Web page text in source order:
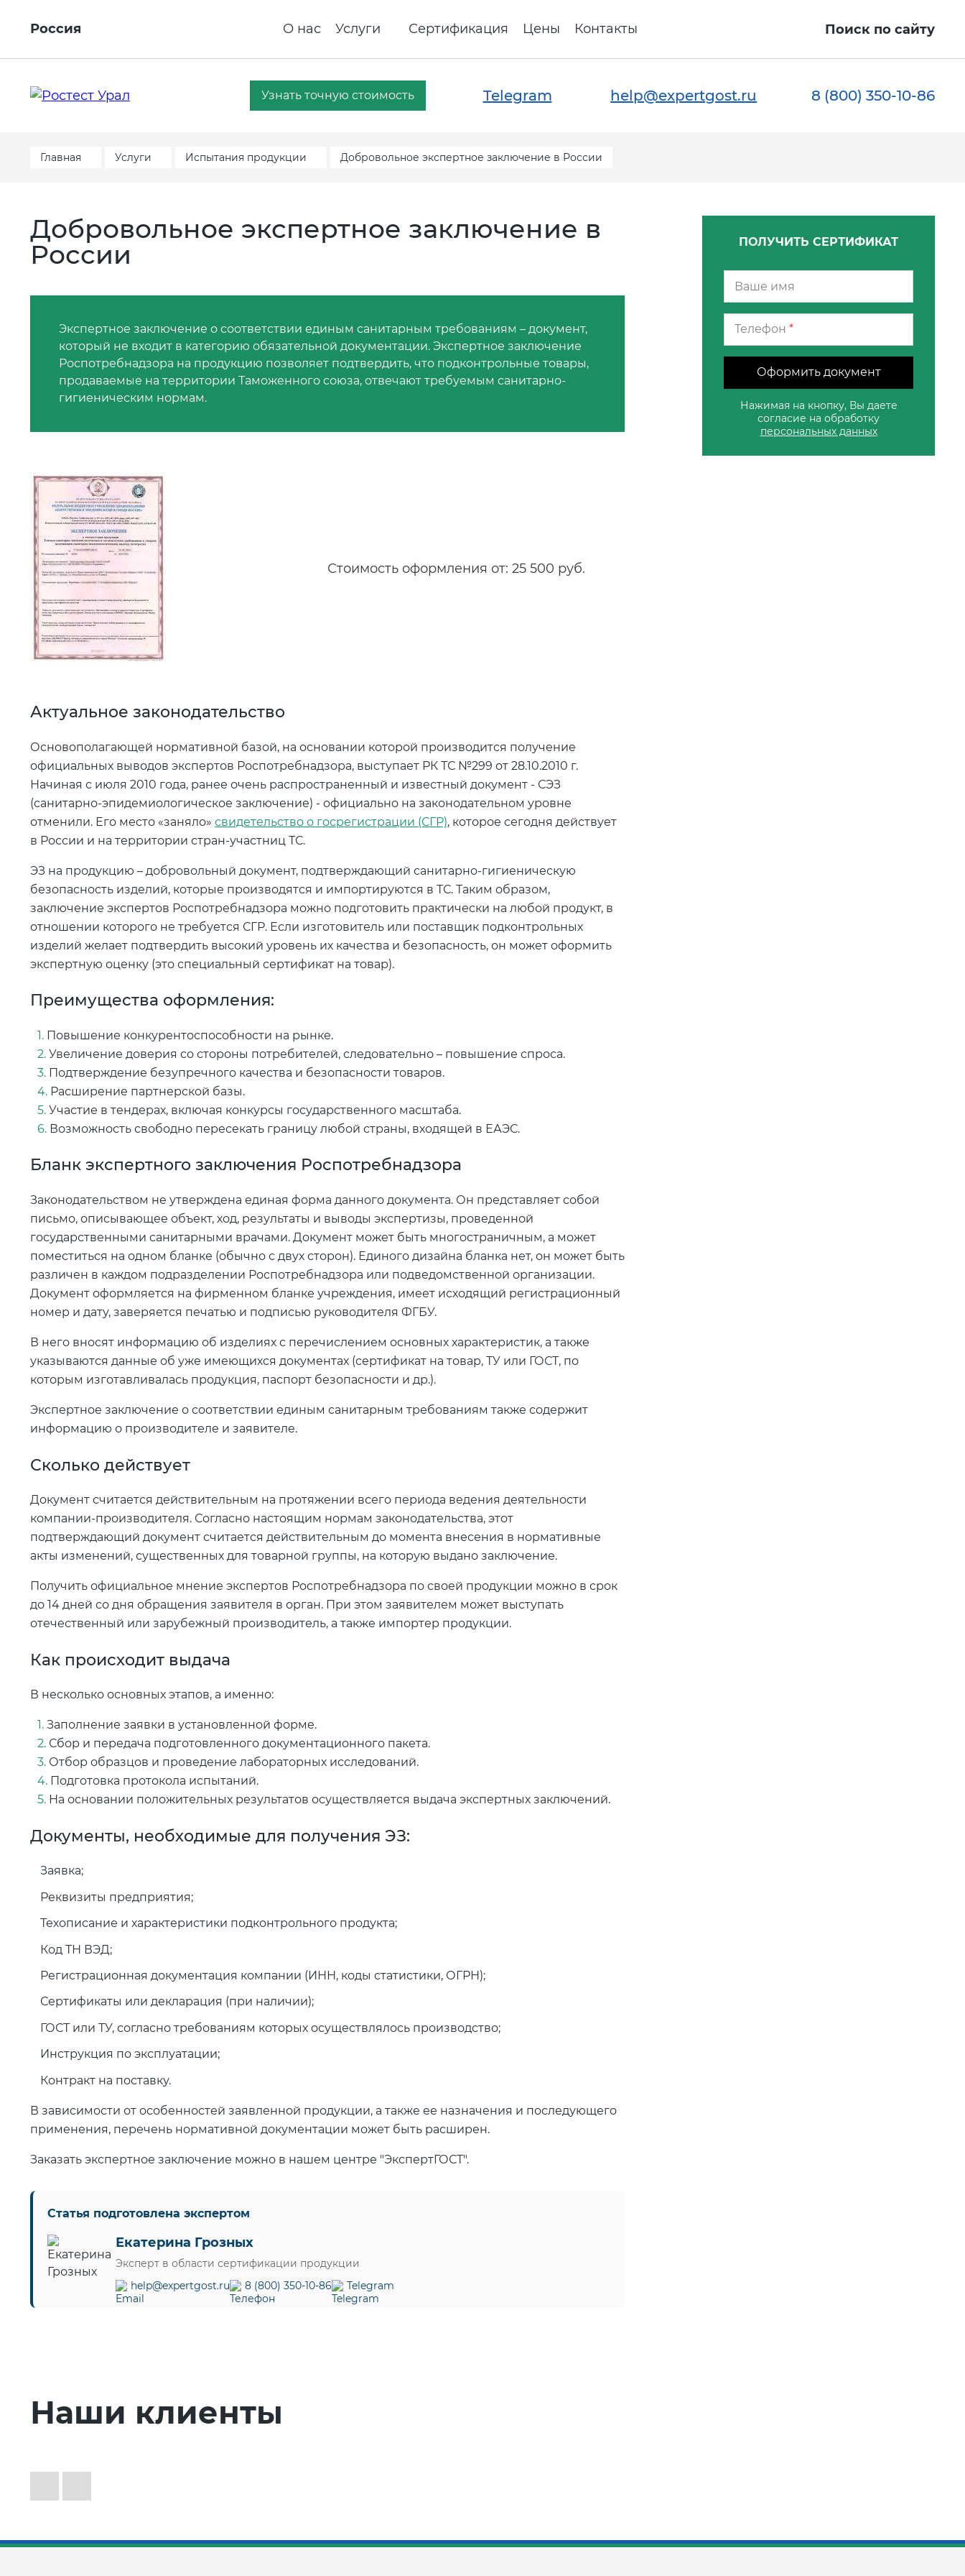
Россия О нас Услуги Сертификация Цены Контакты Поиск по сайту
Узнать точную стоимость Telegram help@expertgost.ru 8 (800) 350-10-86
Главная Услуги Испытания продукции Добровольное экспертное заключение в России
Добровольное экспертное заключение в
России
Экспертное заключение о соответствии единым санитарным требованиям – документ,
который не входит в категорию обязательной документации. Экспертное заключение
Роспотребнадзора на продукцию позволяет подтвердить, что подконтрольные товары,
продаваемые на территории Таможенного союза, отвечают требуемым санитарно-
гигиеническим нормам.
Стоимость оформления от: 25 500 руб.
Актуальное законодательство
Основополагающей нормативной базой, на основании которой производится получение
официальных выводов экспертов Роспотребнадзора, выступает РК ТС №299 от 28.10.2010 г.
Начиная с июля 2010 года, ранее очень распространенный и известный документ - СЭЗ
(санитарно-эпидемиологическое заключение) - официально на законодательном уровне
отменили. Его место «заняло» свидетельство о госрегистрации (СГР), которое сегодня действует
в России и на территории стран-участниц ТС.
ЭЗ на продукцию – добровольный документ, подтверждающий санитарно-гигиеническую
безопасность изделий, которые производятся и импортируются в ТС. Таким образом,
заключение экспертов Роспотребнадзора можно подготовить практически на любой продукт, в
отношении которого не требуется СГР. Если изготовитель или поставщик подконтрольных
изделий желает подтвердить высокий уровень их качества и безопасность, он может оформить
экспертную оценку (это специальный сертификат на товар).
Преимущества оформления:
Повышение конкурентоспособности на рынке.
Увеличение доверия со стороны потребителей, следовательно – повышение спроса.
Подтверждение безупречного качества и безопасности товаров.
Расширение партнерской базы.
Участие в тендерах, включая конкурсы государственного масштаба.
Возможность свободно пересекать границу любой страны, входящей в ЕАЭС.
Бланк экспертного заключения Роспотребнадзора
Законодательством не утверждена единая форма данного документа. Он представляет собой
письмо, описывающее объект, ход, результаты и выводы экспертизы, проведенной
государственными санитарными врачами. Документ может быть многостраничным, а может
поместиться на одном бланке (обычно с двух сторон). Единого дизайна бланка нет, он может быть
различен в каждом подразделении Роспотребнадзора или подведомственной организации.
Документ оформляется на фирменном бланке учреждения, имеет исходящий регистрационный
номер и дату, заверяется печатью и подписью руководителя ФГБУ.
В него вносят информацию об изделиях с перечислением основных характеристик, а также
указываются данные об уже имеющихся документах (сертификат на товар, ТУ или ГОСТ, по
которым изготавливалась продукция, паспорт безопасности и др.).
Экспертное заключение о соответствии единым санитарным требованиям также содержит
информацию о производителе и заявителе.
Сколько действует
Документ считается действительным на протяжении всего периода ведения деятельности
компании-производителя. Согласно настоящим нормам законодательства, этот
подтверждающий документ считается действительным до момента внесения в нормативные
акты изменений, существенных для товарной группы, на которую выдано заключение.
Получить официальное мнение экспертов Роспотребнадзора по своей продукции можно в срок
до 14 дней со дня обращения заявителя в орган. При этом заявителем может выступать
отечественный или зарубежный производитель, а также импортер продукции.
Как происходит выдача
В несколько основных этапов, а именно:
Заполнение заявки в установленной форме.
Сбор и передача подготовленного документационного пакета.
Отбор образцов и проведение лабораторных исследований.
Подготовка протокола испытаний.
На основании положительных результатов осуществляется выдача экспертных заключений.
Документы, необходимые для получения ЭЗ:
Заявка;
Реквизиты предприятия;
Техописание и характеристики подконтрольного продукта;
Код ТН ВЭД;
Регистрационная документация компании (ИНН, коды статистики, ОГРН);
Сертификаты или декларация (при наличии);
ГОСТ или ТУ, согласно требованиям которых осуществлялось производство;
Инструкция по эксплуатации;
Контракт на поставку.
В зависимости от особенностей заявленной продукции, а также ее назначения и последующего
применения, перечень нормативной документации может быть расширен.
Заказать экспертное заключение можно в нашем центре "ЭкспертГОСТ".
Статья подготовлена экспертом
Екатерина Грозных
Эксперт в области сертификации продукции
help@expertgost.ru
8 (800) 350-10-86 Telegram
ПОЛУЧИТЬ СЕРТИФИКАТ
Телефон *
Оформить документ
Нажимая на кнопку, Вы даете
согласие на обработку
персональных данных
Наши клиенты